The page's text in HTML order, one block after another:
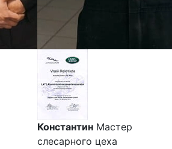
Константин Мастер
слесарного цеха